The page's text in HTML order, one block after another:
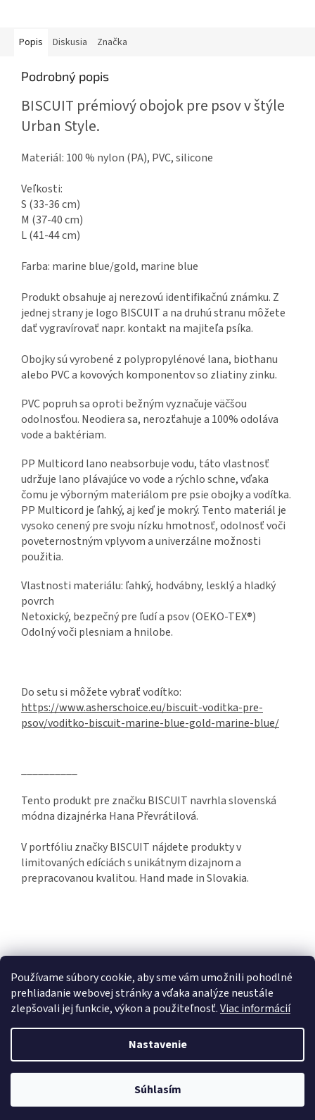
Používame súbory cookie, aby sme vám umožnili pohodlné
prehliadanie webovej stránky a vďaka analýze neustále
zlepšovali jej funkcie, výkon a použiteľnosť.Viac informácií
Nastavenie
Súhlasím
Popis Diskusia Značka
Podrobný popis
BISCUIT prémiový obojok pre psov v štýle
Urban Style.
Materiál: 100 % nylon (PA), PVC, silicone
Veľkosti:
S (33-36 cm)
M (37-40 cm)
L (41-44 cm)
Farba: marine blue/gold, marine blue
Produkt obsahuje aj nerezovú identifikačnú známku. Z
jednej strany je logo BISCUIT a na druhú stranu môžete
dať vygravírovať napr. kontakt na majiteľa psíka.
Obojky sú vyrobené z polypropylénové lana, biothanu
alebo PVC a kovových komponentov so zliatiny zinku.
PVC popruh sa oproti bežným vyznačuje väčšou
odolnosťou. Neodiera sa, nerozťahuje a 100% odoláva
vode a baktériam.
PP Multicord lano neabsorbuje vodu, táto vlastnosť
udržuje lano plávajúce vo vode a rýchlo schne, vďaka
čomu je výborným materiálom pre psie obojky a vodítka.
PP Multicord je ľahký, aj keď je mokrý. Tento materiál je
vysoko cenený pre svoju nízku hmotnosť, odolnosť voči
poveternostným vplyvom a univerzálne možnosti
použitia.
Vlastnosti materiálu: ľahký, hodvábny, lesklý a hladký
povrch
Netoxický, bezpečný pre ľudí a psov (OEKO-TEX®)
Odolný voči plesniam a hnilobe.
Do setu si môžete vybrať vodítko:
https://www.asherschoice.eu/biscuit-voditka-pre-
psov/voditko-biscuit-marine-blue-gold-marine-blue/
Tento produkt pre značku BISCUIT navrhla slovenská
módna dizajnérka Hana Převrátilová.
V portfóliu značky BISCUIT nájdete produkty v
limitovaných edíciách s unikátnym dizajnom a
prepracovanou kvalitou. Hand made in Slovakia.
Vytvoril Shoptet
AshersChoice.eu. Všetky práva vyhradené.